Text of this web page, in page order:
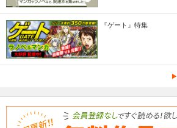
『ゲート』特集